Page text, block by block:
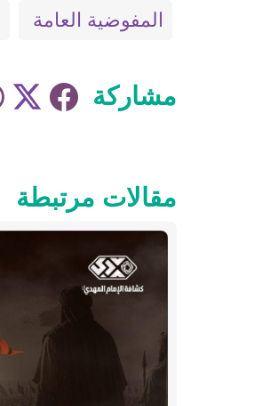
المفوضية العامة
مشاركة
مقالات مرتبطة